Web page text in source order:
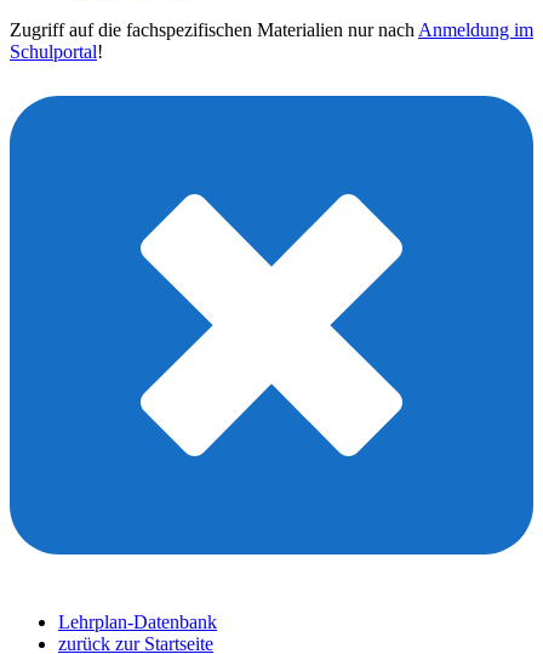
Zugriff auf die fachspezifischen Materialien nur nach Anmeldung im
Schulportal!
Lehrplan-Datenbank
zurück zur Startseite